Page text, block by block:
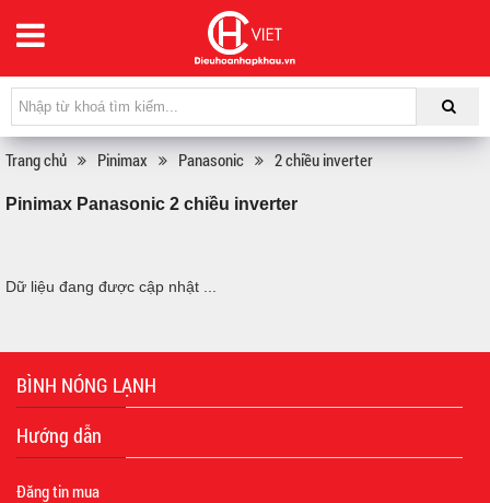
Trang chủ Pinimax Panasonic 2 chiều inverter
Pinimax Panasonic 2 chiều inverter
Dữ liệu đang được cập nhật ...
BÌNH NÓNG LẠNH
Hướng dẫn
Đăng tin mua